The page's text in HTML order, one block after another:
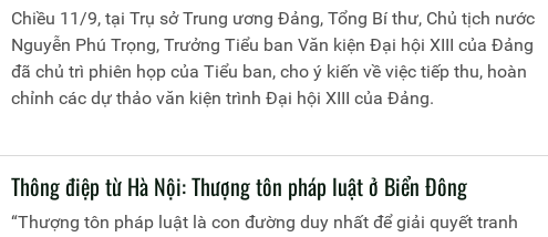
Chiều 11/9, tại Trụ sở Trung ương Đảng, Tổng Bí thư, Chủ tịch nước
Nguyễn Phú Trọng, Trưởng Tiểu ban Văn kiện Đại hội XIII của Đảng
đã chủ trì phiên họp của Tiểu ban, cho ý kiến về việc tiếp thu, hoàn
chỉnh các dự thảo văn kiện trình Đại hội XIII của Đảng.
Thông điệp từ Hà Nội: Thượng tôn pháp luật ở Biển Đông
“Thượng tôn pháp luật là con đường duy nhất để giải quyết tranh